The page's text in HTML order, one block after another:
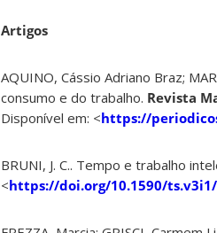
Artigos
AQUINO, Cássio Adriano Braz;
consumo e do trabalho. Revista
Disponível em: <https://
BRUNI, J. C.. Tempo e trabalho
<https://doi.org/10.1590/ts.v3i1/